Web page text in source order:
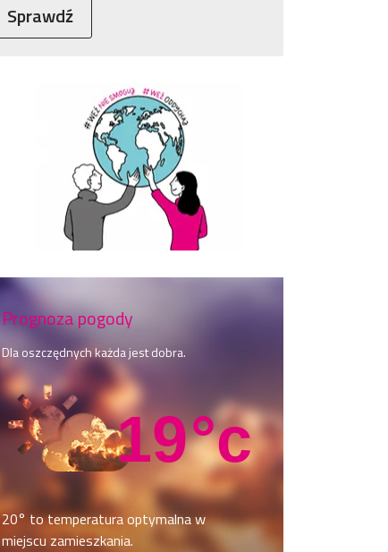
Sprawdź
Prognoza pogody
Dla oszczędnych każda jest dobra.
19°c
20° to temperatura optymalna w
miejscu zamieszkania.